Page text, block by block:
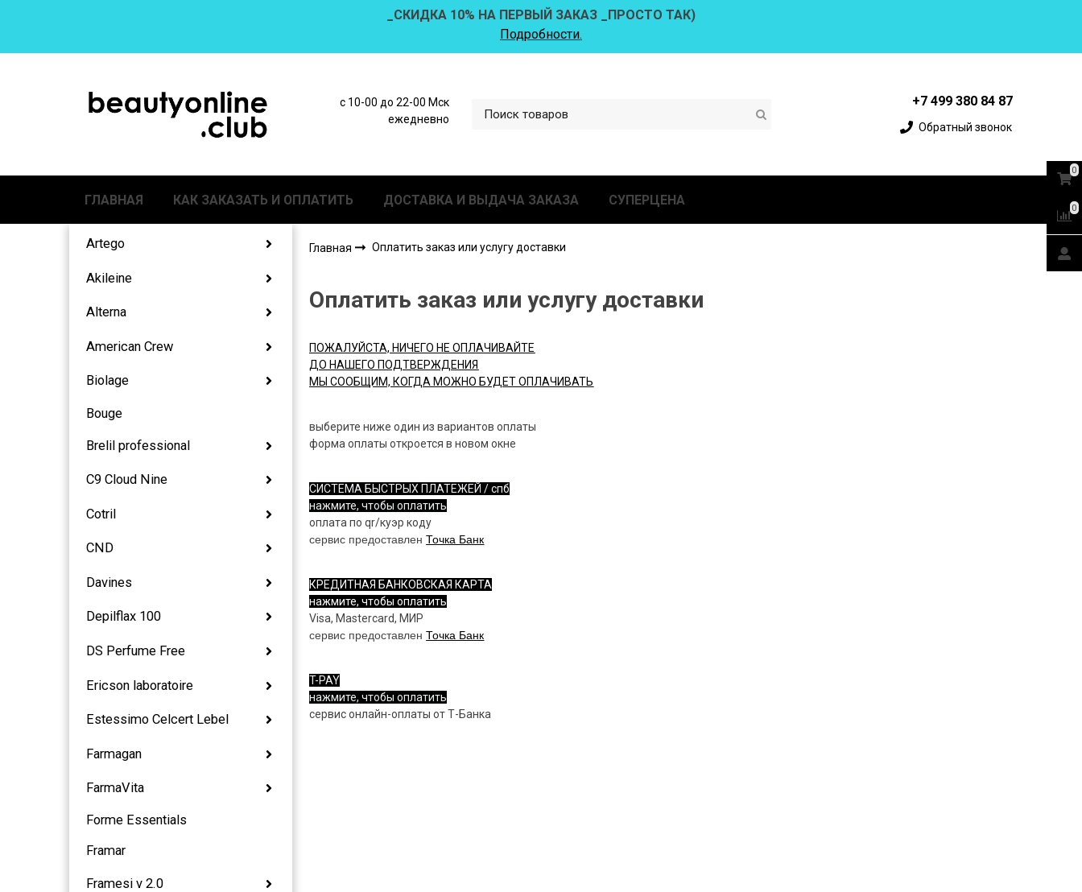
_СКИДКА 10% НА ПЕРВЫЙ ЗАКАЗ _ПРОСТО ТАК)
Подробности.
с 10-00 до 22-00 Мск
ежедневно
+7 499 380 84 87
Обратный звонок
ГЛАВНАЯ КАК ЗАКАЗАТЬ И ОПЛАТИТЬ ДОСТАВКА И ВЫДАЧА ЗАКАЗА СУПЕРЦЕНА
Artego
Akileine
Alterna
American Crew
Biolage
Bouge
Brelil professional
C9 Cloud Nine
Cotril
CND
Davines
Depilflax 100
DS Perfume Free
Ericson laboratoire
Estessimo Celcert Lebel
Farmagan
FarmaVita
Forme Essentials
Framar
Framesi v 2.0
Главная Оплатить заказ или услугу доставки
Оплатить заказ или услугу доставки
ПОЖАЛУЙСТА, НИЧЕГО НЕ ОПЛАЧИВАЙТЕ
ДО НАШЕГО ПОДТВЕРЖДЕНИЯ
МЫ СООБЩИМ, КОГДА МОЖНО БУДЕТ ОПЛАЧИВАТЬ
выберите ниже один из вариантов оплаты
форма оплаты откроется в новом окне
СИСТЕМА БЫСТРЫХ ПЛАТЕЖЕЙ / спб
нажмите, чтобы оплатить
оплата по qr/куэр коду
сервис предоставленТочка Банк
КРЕДИТНАЯ БАНКОВСКАЯ КАРТА
нажмите, чтобы оплатить
Visa, Mastercard, МИР
сервис предоставленТочка Банк
T-PAY
нажмите, чтобы оплатить
сервис онлайн-оплаты от Т-Банка
0
0